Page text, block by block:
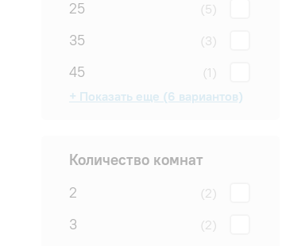
25 (5)
35 (3)
45 (1)
50 (2)
55 (1)
60 (1)
65 (1)
75 (1)
85 (1)
+ Показать еще (6 вариантов)
Количество комнат
2 (2)
3 (2)